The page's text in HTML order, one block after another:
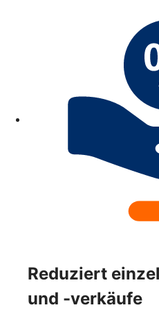
Reduziert
und -verkäufe